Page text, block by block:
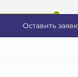
Оставить